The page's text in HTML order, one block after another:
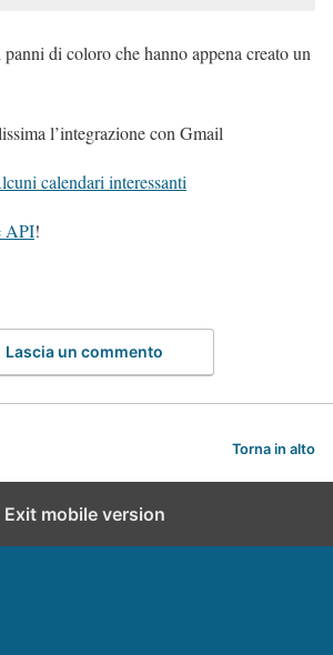
di coloro che hanno appena creato un
l’integrazione con Gmail
calendari interessanti
API!
Lascia un commento
Torna in alto
Exit mobile version